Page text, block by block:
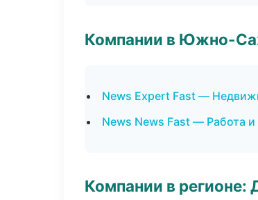
Компании в Южно-
News Expert Fast —
News News Fast — Работа и
Компании в регионе: